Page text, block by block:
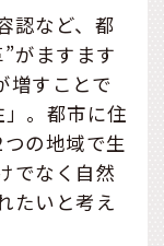
認など、都
がますます
増すことで
。都市に住
の地域で生
でなく自然
たいと考え